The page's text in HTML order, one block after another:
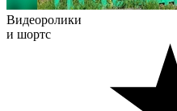
Видеоролики
и шортс